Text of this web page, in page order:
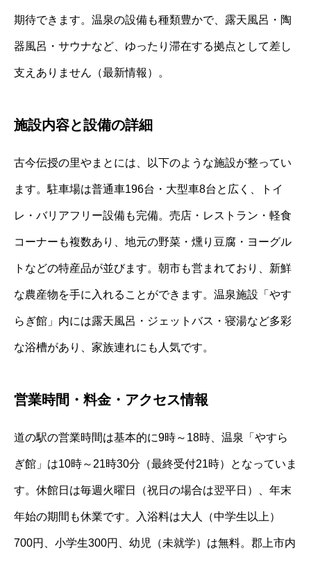
期待できます。温泉の設備も種類豊かで、露天風呂・陶
器風呂・サウナなど、ゆったり滞在する拠点として差し
支えありません（最新情報）。
施設内容と設備の詳細
古今伝授の里やまとには、以下のような施設が整ってい
ます。駐車場は普通車196台・大型車8台と広く、トイ
レ・バリアフリー設備も完備。売店・レストラン・軽食
コーナーも複数あり、地元の野菜・燻り豆腐・ヨーグル
トなどの特産品が並びます。朝市も営まれており、新鮮
な農産物を手に入れることができます。温泉施設「やす
らぎ館」内には露天風呂・ジェットバス・寝湯など多彩
な浴槽があり、家族連れにも人気です。
営業時間・料金・アクセス情報
道の駅の営業時間は基本的に9時～18時、温泉「やすら
ぎ館」は10時～21時30分（最終受付21時）となっていま
す。休館日は毎週火曜日（祝日の場合は翌平日）、年末
年始の期間も休業です。入浴料は大人（中学生以上）
700円、小学生300円、幼児（未就学）は無料。郡上市内